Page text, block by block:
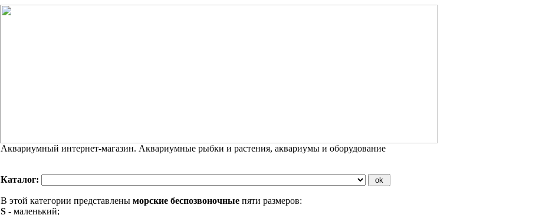
Аквариумный интернет-магазин. Аквариумные рыбки и растения, аквариумы и оборудование
Каталог:
В этой категории представлены морские беспозвоночные пяти размеров:
S - маленький;